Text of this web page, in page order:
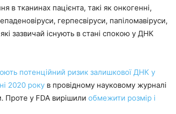
в тканинах пацієнта, такі як онкогенні,
герпесвіруси, папіломавіруси,
зазвичай існують в стані спокою у ДНК
потенційний ризик залишкової ДНК у
2020 року в провідному науковому журналі
Проте у FDA вирішили обмежити розмір і